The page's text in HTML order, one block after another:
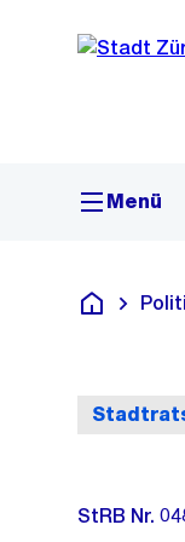
Sprunglink
Menü
Deutsch
StRB Nr.